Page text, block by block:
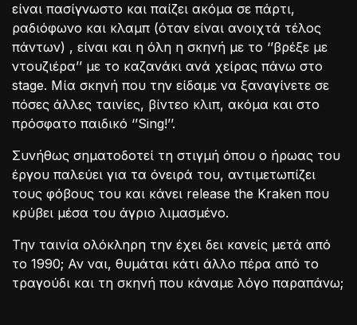
είναι πασίγνωστο και παίζει ακόμα σε πάρτι,
ραδιόφωνο και κλαμπ (όταν είναι ανοιχτά τέλος
πάντων) , είναι και η όλη η σκηνή με το ‘’βρέξε με
ντουζιέρα’’ με το καζανάκι ανά χείρας πάνω στο
stage. Μία σκηνή που την είδαμε να ξαναγίνετε σε
πόσες άλλες ταινίες, βίντεο κλιπ, ακόμα και στο
πρόσφατο παιδικό ‘’Sing!’’.
Συνήθως σηματοδοτεί τη στιγμή όπου ο ήρωας του
έργου παλεύει για τα όνειρά του, αντιμετωπίζει
τους φόβους του και κάνει release the Kraken που
κρύβει μέσα του άγριο λιμασμένο.
Την ταινία ολόκληρη την έχει δει κανείς μετά από
το 1990; Αν ναι, θυμάται κάτι άλλο πέρα από το
τραγούδι και τη σκηνή που κάναμε λόγο παραπάνω;